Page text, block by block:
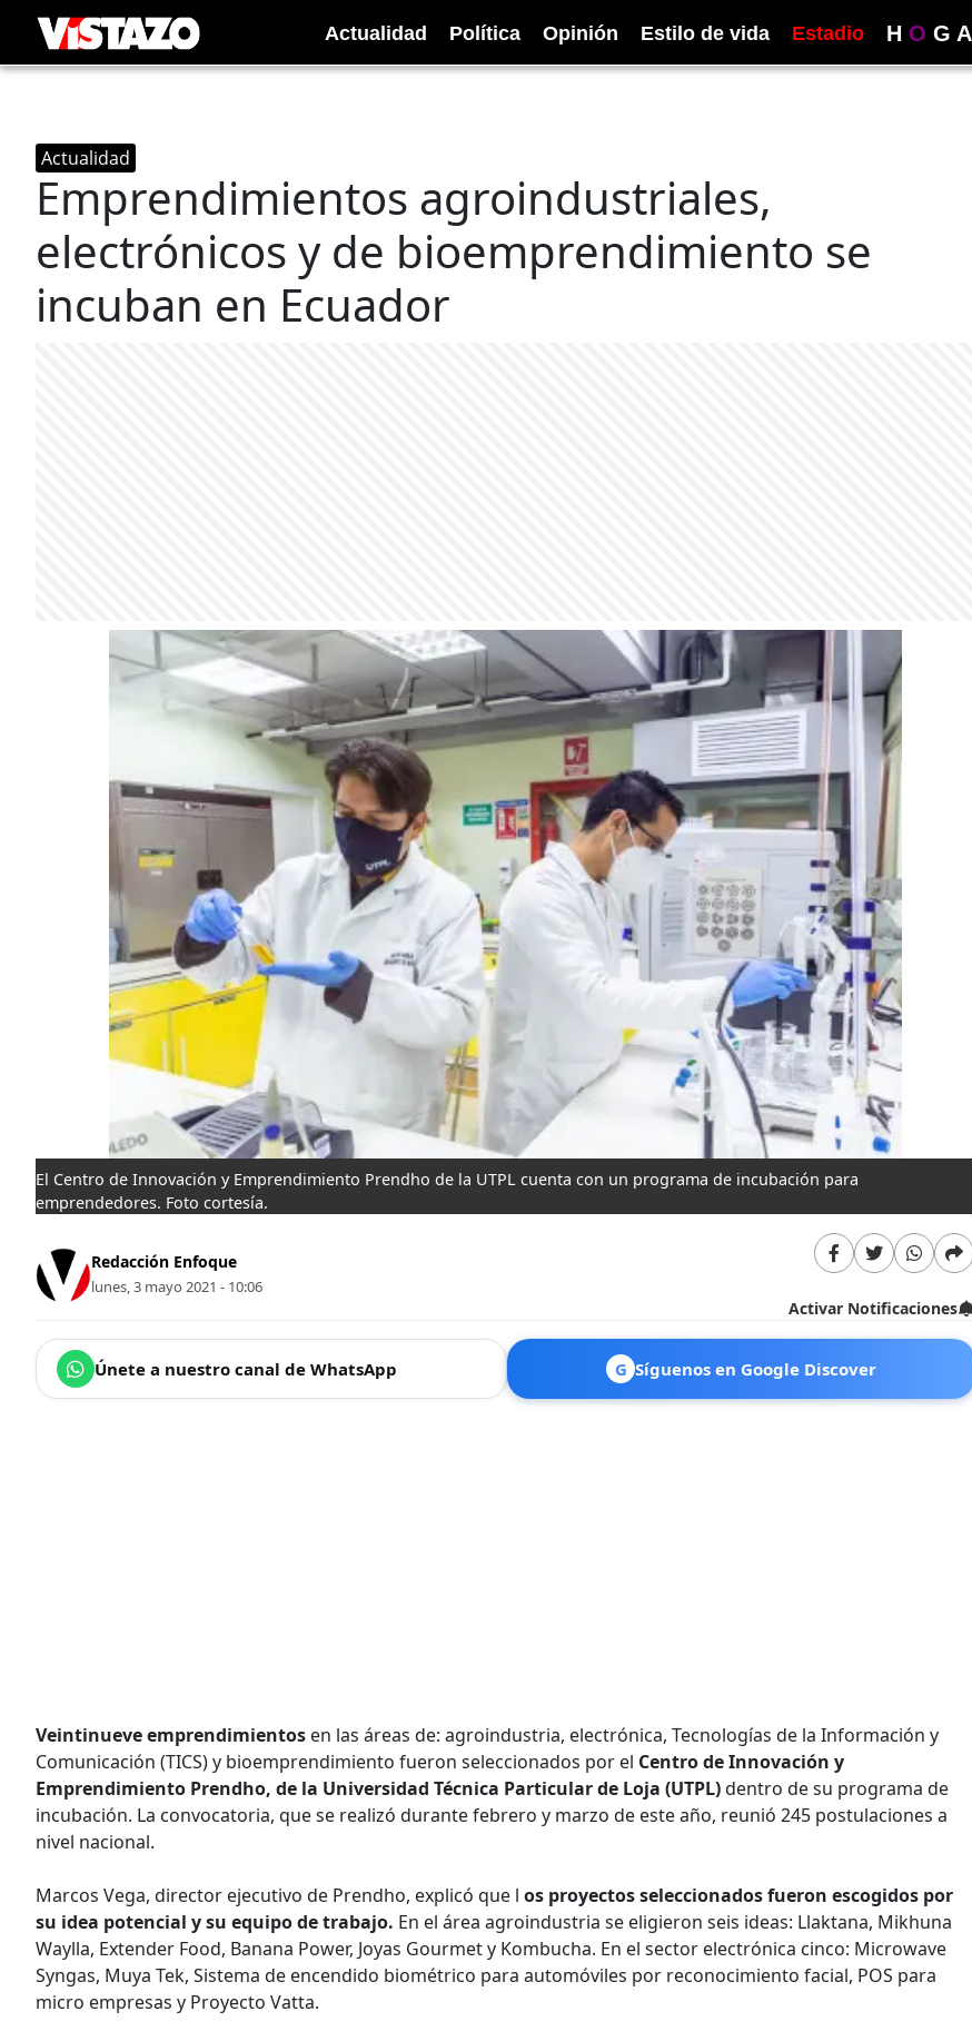
Actualidad Política Opinión Estilo de vida Estadio H O G A
Actualidad
Emprendimientos agroindustriales,
electrónicos y de bioemprendimiento se
incuban en Ecuador
El Centro de Innovación y Emprendimiento Prendho de la UTPL cuenta con un programa de incubación para
emprendedores. Foto cortesía.
Redacción Enfoque
lunes, 3 mayo 2021 - 10:06
Activar Notificaciones
Únete a nuestro canal de WhatsApp G Síguenos en Google Discover
Veintinueve emprendimientos en las áreas de: agroindustria, electrónica, Tecnologías de la Información y
Comunicación (TICS) y bioemprendimiento fueron seleccionados por el Centro de Innovación y
Emprendimiento Prendho, de la Universidad Técnica Particular de Loja (UTPL)dentro de su programa de
incubación. La convocatoria, que se realizó durante febrero y marzo de este año, reunió 245 postulaciones a
nivel nacional.
Marcos Vega, director ejecutivo de Prendho, explicó que l os proyectos seleccionados fueron escogidos por
su idea potencial y su equipo de trabajo. En el área agroindustria se eligieron seis ideas: Llaktana, Mikhuna
Waylla, Extender Food, Banana Power, Joyas Gourmet y Kombucha. En el sector electrónica cinco: Microwave
Syngas, Muya Tek, Sistema de encendido biométrico para automóviles por reconocimiento facial, POS para
micro empresas y Proyecto Vatta.